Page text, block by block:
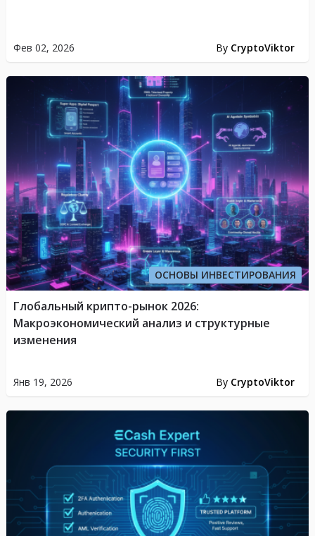
Фев 02, 2026 By CryptoViktor
ОСНОВЫ ИНВЕСТИРОВАНИЯ
Янв 19, 2026 By CryptoViktor
Глобальный крипто-рынок 2026:
Макроэкономический анализ и структурные
изменения